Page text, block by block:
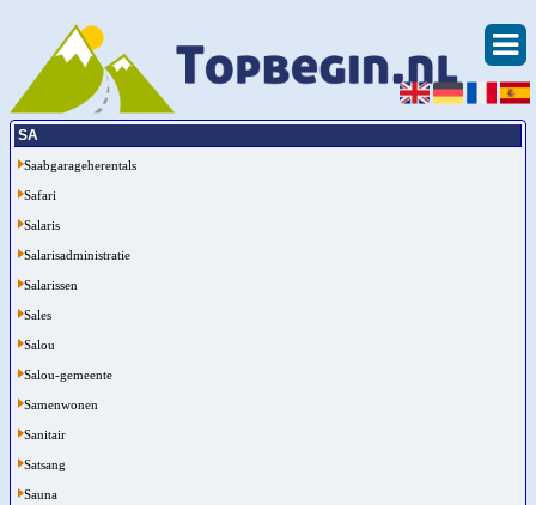
SA
Saabgarageherentals
Safari
Salaris
Salarisadministratie
Salarissen
Sales
Salou
Salou-gemeente
Samenwonen
Sanitair
Satsang
Sauna